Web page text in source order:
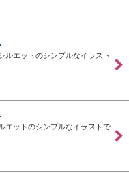
ルエットのシンプルなイラスト
エットのシンプルなイラストで